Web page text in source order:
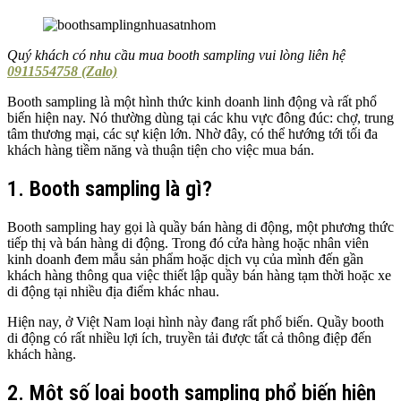
Quý khách có nhu cầu mua booth sampling vui lòng liên hệ
0911554758 (Zalo)
Booth sampling là một hình thức kinh doanh linh động và rất phổ
biến hiện nay. Nó thường dùng tại các khu vực đông đúc: chợ, trung
tâm thương mại, các sự kiện lớn. Nhờ đây, có thể hướng tới tối đa
khách hàng tiềm năng và thuận tiện cho việc mua bán.
1. Booth sampling là gì?
Booth sampling hay gọi là quầy bán hàng di động, một phương thức
tiếp thị và bán hàng di động. Trong đó cửa hàng hoặc nhân viên
kinh doanh đem mẫu sản phẩm hoặc dịch vụ của mình đến gần
khách hàng thông qua việc thiết lập quầy bán hàng tạm thời hoặc xe
di động tại nhiều địa điểm khác nhau.
Hiện nay, ở Việt Nam loại hình này đang rất phổ biến. Quầy booth
di động có rất nhiều lợi ích, truyền tải được tất cả thông điệp đến
khách hàng.
2. Một số loại booth sampling phổ biến hiện